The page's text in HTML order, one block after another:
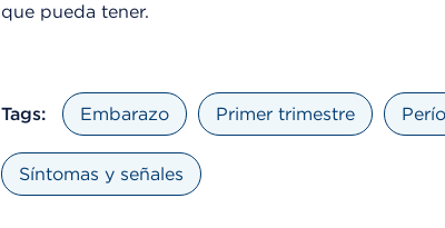
que pueda tener.
Tags: Embarazo Primer trimestre
Síntomas y señales